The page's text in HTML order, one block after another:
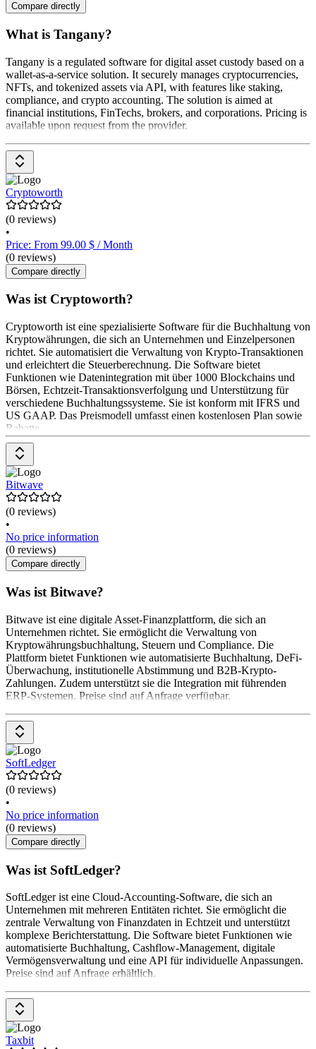
Compare directly
What is Tangany?
Tangany is a regulated software for digital asset custody based on a
wallet-as-a-service solution. It securely manages cryptocurrencies,
NFTs, and tokenized assets via API, with features like staking,
compliance, and crypto accounting. The solution is aimed at
financial institutions, FinTechs, brokers, and corporations. Pricing is
available upon request from the provider.
Cryptoworth
(0 reviews)
•
Price: From 99.00 $ / Month
(0 reviews)
Compare directly
Was ist Cryptoworth?
Cryptoworth ist eine spezialisierte Software für die Buchhaltung von
Kryptowährungen, die sich an Unternehmen und Einzelpersonen
richtet. Sie automatisiert die Verwaltung von Krypto-Transaktionen
und erleichtert die Steuerberechnung. Die Software bietet
Funktionen wie Datenintegration mit über 1000 Blockchains und
Börsen, Echtzeit-Transaktionsverfolgung und Unterstützung für
verschiedene Buchhaltungssysteme. Sie ist konform mit IFRS und
US GAAP. Das Preismodell umfasst einen kostenlosen Plan sowie
Rabatte
Bitwave
(0 reviews)
•
No price information
(0 reviews)
Compare directly
Was ist Bitwave?
Bitwave ist eine digitale Asset-Finanzplattform, die sich an
Unternehmen richtet. Sie ermöglicht die Verwaltung von
Kryptowährungsbuchhaltung, Steuern und Compliance. Die
Plattform bietet Funktionen wie automatisierte Buchhaltung, DeFi-
Überwachung, institutionelle Abstimmung und B2B-Krypto-
Zahlungen. Zudem unterstützt sie die Integration mit führenden
ERP-Systemen. Preise sind auf Anfrage verfügbar.
SoftLedger
(0 reviews)
•
No price information
(0 reviews)
Compare directly
Was ist SoftLedger?
SoftLedger ist eine Cloud-Accounting-Software, die sich an
Unternehmen mit mehreren Entitäten richtet. Sie ermöglicht die
zentrale Verwaltung von Finanzdaten in Echtzeit und unterstützt
komplexe Berichterstattung. Die Software bietet Funktionen wie
automatisierte Buchhaltung, Cashflow-Management, digitale
Vermögensverwaltung und eine API für individuelle Anpassungen.
Preise sind auf Anfrage erhältlich.
Taxbit